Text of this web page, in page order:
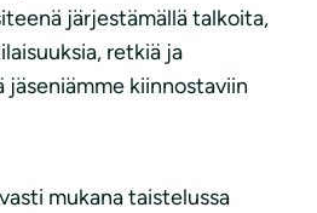
järjestämällä talkoita,
retkiä ja
kiinnostaviin
mukana taistelussa